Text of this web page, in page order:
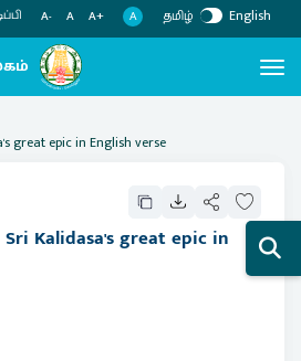
A- A A+ A தமிழ் English
great epic in English verse
Kalidasa's great epic in